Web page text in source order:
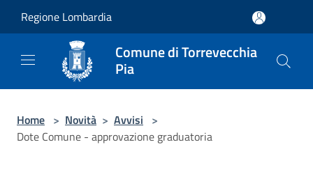
Regione Lombardia
Comune di Torrevecchia
Pia
Home > Novità > Avvisi >
Dote Comune - approvazione graduatoria